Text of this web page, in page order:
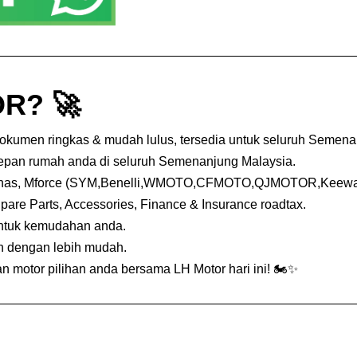
🚀
ringkas & mudah lulus, tersedia untuk seluruh
rumah anda di seluruh Semenanjung Malaysia.
Mforce
Parts, Accessories, Finance & Insurance roadtax.
kemudahan anda.
dengan lebih mudah.
motor pilihan anda bersama LH Motor hari ini! 🏍️✨